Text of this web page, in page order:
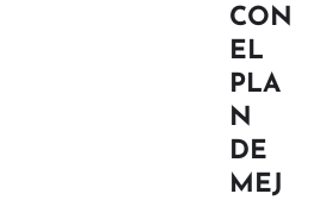
CON
EL
PLA
N
DE
MEJ